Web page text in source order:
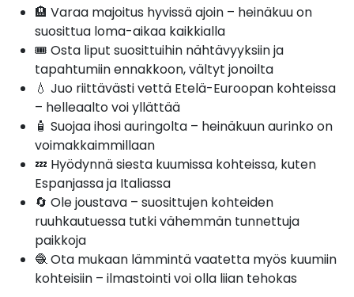
🏨 Varaa majoitus hyvissä ajoin – heinäkuu on
suosittua loma-aikaa kaikkialla
🎟️ Osta liput suosittuihin nähtävyyksiin ja
tapahtumiin ennakkoon, vältyt jonoilta
💧 Juo riittävästi vettä Etelä-Euroopan kohteissa
– helleaalto voi yllättää
🧴 Suojaa ihosi auringolta – heinäkuun aurinko on
voimakkaimmillaan
💤 Hyödynnä siesta kuumissa kohteissa, kuten
Espanjassa ja Italiassa
🔄 Ole joustava – suosittujen kohteiden
ruuhkautuessa tutki vähemmän tunnettuja
paikkoja
🧶 Ota mukaan lämmintä vaatetta myös kuumiin
kohteisiin – ilmastointi voi olla liian tehokas